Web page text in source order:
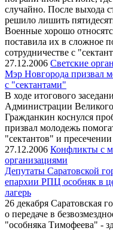
случайно. После выхода
решило лишить
Военные хорошо
поставила их в сложное
сотрудничестве с
27.12.2006 Светские
Мэр Новгорода призвал
с "сектантами"
В ходе итогового
Администрации
Гражданкин коснулся
призвал молодежь
"сектантов" и
27.12.2006 Конфликты с
организациями
Депутаты Саратовской
епархии РПЦ особняк в
лагерь
26 декабря Саратовская
о передаче в
"особняка Тимофеева" -